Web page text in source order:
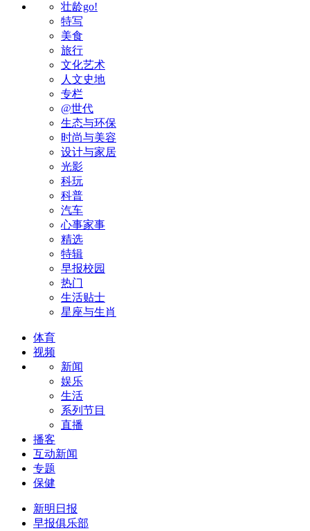
壮龄go!
特写
美食
旅行
文化艺术
人文史地
专栏
@世代
生态与环保
时尚与美容
设计与家居
光影
科玩
科普
汽车
心事家事
精选
特辑
早报校园
热门
生活贴士
星座与生肖
体育
视频
新闻
娱乐
生活
系列节目
直播
播客
互动新闻
专题
保健
新明日报
早报俱乐部